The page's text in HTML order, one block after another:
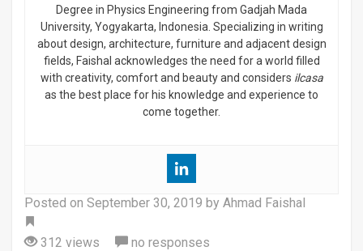
Degree in Physics Engineering from Gadjah Mada
University, Yogyakarta, Indonesia. Specializing in writing
about design, architecture, furniture and adjacent design
fields, Faishal acknowledges the need for a world filled
with creativity, comfort and beauty and considers ilcasa
as the best place for his knowledge and experience to
come together.
Posted on September 30, 2019 by Ahmad Faishal
312 views
no responses